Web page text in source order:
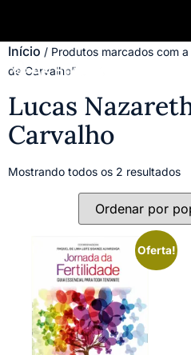
Início / Produtos marcados com
de Carvalho”
Lucas
Carvalho
Mostrando todos os 2 resultados
Oferta!